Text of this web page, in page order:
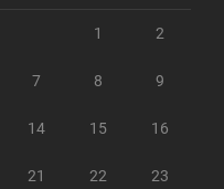
1 2
7 8 9
14 15 16
21 22 23